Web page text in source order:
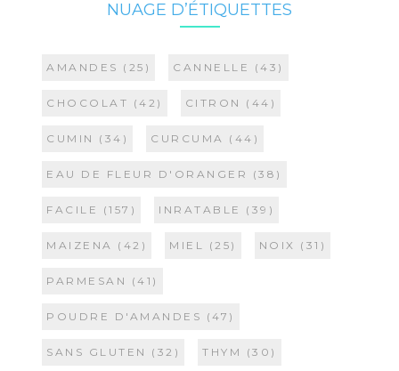
NUAGE D’ÉTIQUETTES
AMANDES (25) CANNELLE (43)
CHOCOLAT (42) CITRON (44)
CUMIN (34) CURCUMA (44)
EAU DE FLEUR D'ORANGER (38)
FACILE (157) INRATABLE (39)
MAIZENA (42) MIEL (25) NOIX (31)
PARMESAN (41)
POUDRE D'AMANDES (47)
SANS GLUTEN (32) THYM (30)